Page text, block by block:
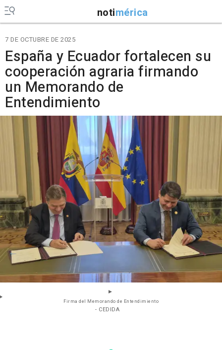
notimérica
7 DE OCTUBRE DE 2025
España y Ecuador fortalecen su
cooperación agraria firmando
un Memorando de
Entendimiento
Firma del Memorando de Entendimiento
- CEDIDA